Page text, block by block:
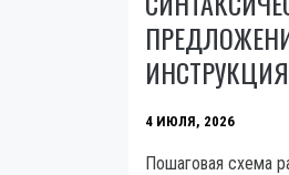
ИНСТРУКЦИЯ
4 ИЮЛЯ, 2026
Пошаговая схема